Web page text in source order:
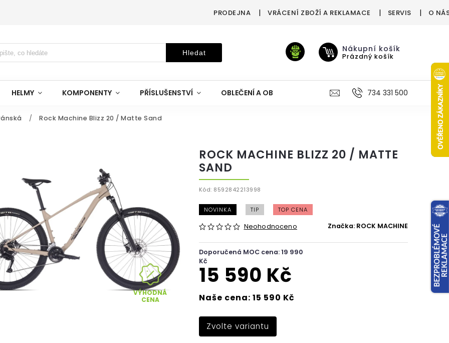
PRODEJNA VRÁCENÍ ZBOŽÍ A REKLAMACE SERVIS O
Hledat Nákupní košík
Prázdný košík
HELMY KOMPONENTY PŘÍSLUŠENSTVÍ OBLEČENÍ A OBUV VÝŽIVA VÝPRODEJ %
734 331 500
/ Rock Machine Blizz 20 / Matte Sand
VÝHODNÁ
CENA
ROCK MACHINE BLIZZ 20 / MATTE
SAND
Kód: 8592842213998
NOVINKA TIP TOP CENA
Neohodnoceno Značka: ROCK MACHINE
Doporučená MOC cena: 19 990
Kč
15 590 Kč
Naše cena: 15 590 Kč
Zvolte variantu